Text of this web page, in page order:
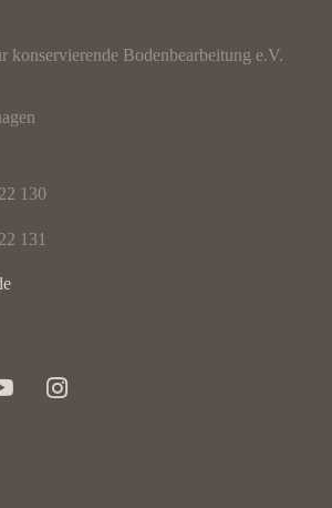
konservierende Bodenbearbeitung e.V.
130
131